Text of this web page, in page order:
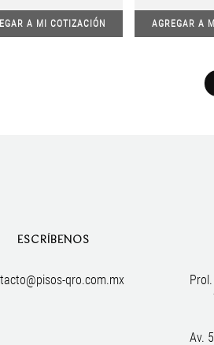
A MI COTIZACIÓN AGREGAR A
ESCRÍBENOS
qro.com.mx
Av.